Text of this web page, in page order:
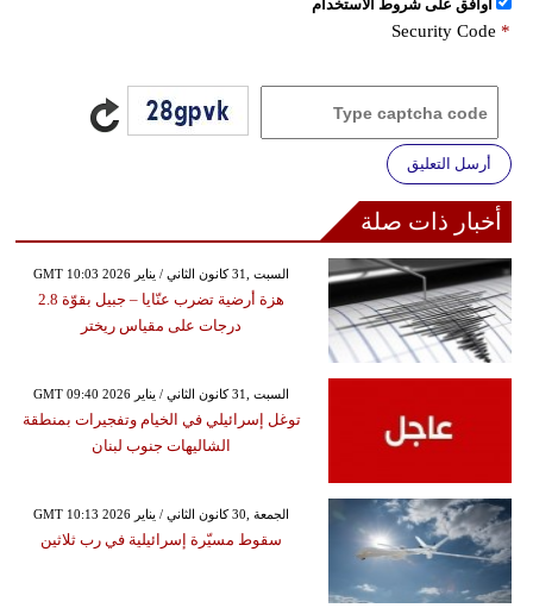
اُوافق على شروط الأستخدام
Security Code *
أرسل التعليق
أخبار ذات صلة
GMT 10:03 2026 السبت ,31 كانون الثاني / يناير
هزة أرضية تضرب عنّايا – جبيل بقوّة 2.8
درجات على مقياس ريختر
GMT 09:40 2026 السبت ,31 كانون الثاني / يناير
توغل إسرائيلي في الخيام وتفجيرات بمنطقة
الشاليهات جنوب لبنان
GMT 10:13 2026 الجمعة ,30 كانون الثاني / يناير
سقوط مسيّرة إسرائيلية في رب ثلاثين